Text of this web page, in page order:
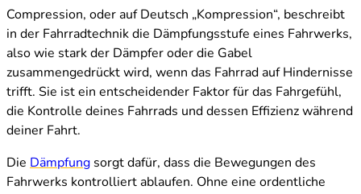
Compression, oder auf Deutsch „Kompression“, beschreibt
in der Fahrradtechnik die Dämpfungsstufe eines Fahrwerks,
also wie stark der Dämpfer oder die Gabel
zusammengedrückt wird, wenn das Fahrrad auf Hindernisse
trifft. Sie ist ein entscheidender Faktor für das Fahrgefühl,
die Kontrolle deines Fahrrads und dessen Effizienz während
deiner Fahrt.
Die Dämpfung sorgt dafür, dass die Bewegungen des
Fahrwerks kontrolliert ablaufen. Ohne eine ordentliche